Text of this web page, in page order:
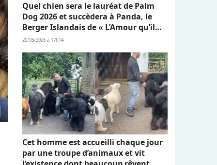
Quel chien sera le lauréat de Palm
Dog 2026 et succèdera à Panda, le
Berger Islandais de « L’Amour qu’il
nous reste » ?
20/05/2026 à 17h14
Cet homme est accueilli chaque jour
par une troupe d’animaux et vit